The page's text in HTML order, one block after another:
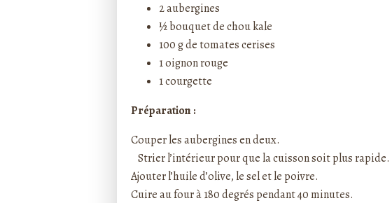
2 aubergines
½ bouquet de chou kale
100 g de tomates cerises
1 oignon rouge
1 courgette
Préparation :
Couper les aubergines en deux.
Strier l’intérieur pour que la cuisson soit plus rapide.
Ajouter l’huile d’olive, le sel et le poivre.
Cuire au four à 180 degrés pendant 40 minutes.